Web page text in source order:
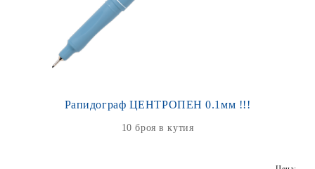
Рапидограф ЦЕНТРОПЕН 0.1мм !!!
10 броя в кутия